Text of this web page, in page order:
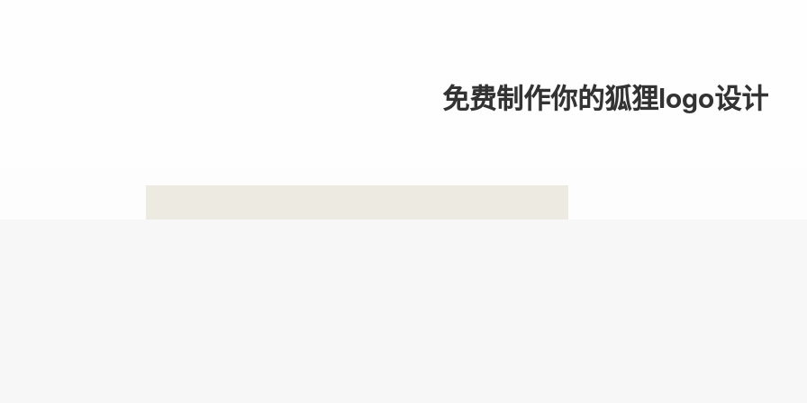
免费制作你的狐狸logo设计